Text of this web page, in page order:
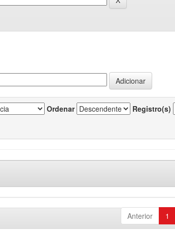
Ordenar Registro(s)
Anterior 1